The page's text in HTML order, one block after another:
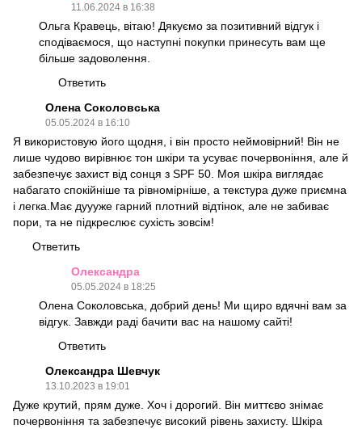
11.06.2024 в 16:38
Ольга Кравець, вітаю! Дякуємо за позитивний відгук і
сподіваємося, що наступні покупки принесуть вам ще
більше задоволення.
Ответить
Олена Соколовська
05.05.2024 в 16:10
Я використовую його щодня, і він просто неймовірний! Він не
лише чудово вирівнює тон шкіри та усуває почервоніння, але й
забезпечує захист від сонця з SPF 50. Моя шкіра виглядає
набагато спокійніше та рівномірніше, а текстура дуже приємна
і легка.Має дуууже гарний плотний відтінок, але не забиває
пори, та не підкреслює сухість зовсім!
Ответить
Олександра
05.05.2024 в 18:25
Олена Соколовська, добрий день! Ми щиро вдячні вам за
відгук. Завжди раді бачити вас на нашому сайті!
Ответить
Олександра Шевчук
13.10.2023 в 19:01
Дуже крутий, прям дуже. Хоч і дорогий. Він миттєво знімає
почервоніння та забезпечує високий рівень захисту. Шкіра